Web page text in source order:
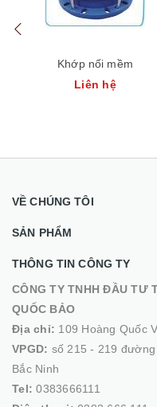
Khớp nối mềm
Liên hệ
VỀ CHÚNG TÔI
SẢN PHẨM
THÔNG TIN CÔNG TY
CÔNG TY TNHH ĐẦU TƯ
QUỐC BẢO
Địa chỉ: 109 Hoàng Quốc
VPGD: số 215 - 219
Bắc Ninh
Tel:0383666111